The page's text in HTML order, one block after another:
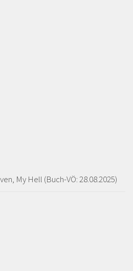
My Hell (Buch-VÖ: 28.08.2025)